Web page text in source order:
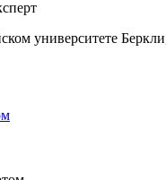
университете